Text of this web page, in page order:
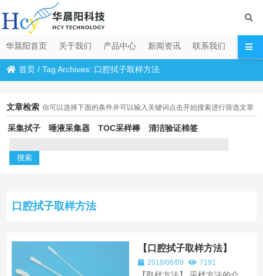
华晨阳首页 关于我们 产品中心 新闻资讯 联系我们
首页 /Tag Archives: 口腔拭子取样方法
文章检索 你可以选择下面的条件并可以输入关键词点击开始搜索进行筛选文章
采集拭子 唾液采集器 TOC采样棒 清洁验证棉签
口腔拭子取样方法
【口腔拭子取样方法】
2018/06/09 7191